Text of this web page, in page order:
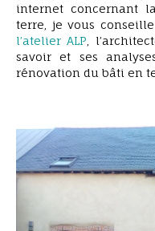
internet concernant
terre, je vous
l’atelier ALP ,
savoir et ses
rénovation du bâti en
ravalement